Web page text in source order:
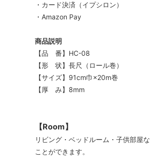
・カード決済（イプシロン）
・Amazon Pay
商品説明
【品 番】HC-08
【形 状】長尺（ロール巻）
【サイズ】91cm巾×20m巻
【厚 み】8mm
【Room】
リビング・ベッドルーム・子供部屋
ことができます。